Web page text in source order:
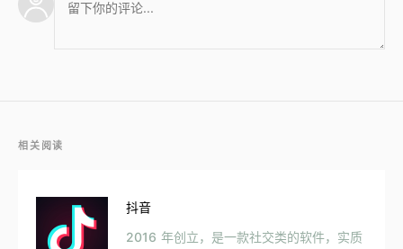
相关阅读
抖音
2016 年创立，是一款社交类的软件，实质